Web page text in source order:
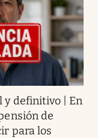
y definitivo | En
de
para los